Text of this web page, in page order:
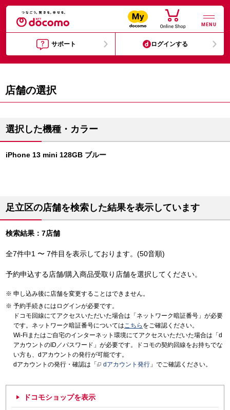
MENU
サポート ログインする
店舗の選択
選択した機種・カラー
iPhone 13 mini 128GB ブルー
足立区の店舗を検索した結果を表示しています
検索結果：7店舗
全7件中1 〜 7件目を表示しております。(50音順)
予約申込する店舗/購入商品受取り店舗を選択してください。
申し込み後に店舗を変更することはできません。
予約手続きにはログインが必要です。
ドコモ回線にてアクセスいただいた場合は「ネットワーク暗証番号」が必要
です。ネットワーク暗証番号についてはこちら をご確認ください。
Wi-Fiまたはご自宅のインターネット環境にてアクセスいただいた場合は「d
アカウントのID／パスワード」が必要です。ドコモの契約回線をお持ちでな
い方も、dアカウントの発行が可能です。
dアカウントの発行・確認は「
dアカウント発行 」でご確認ください。
ドコモショップを表示